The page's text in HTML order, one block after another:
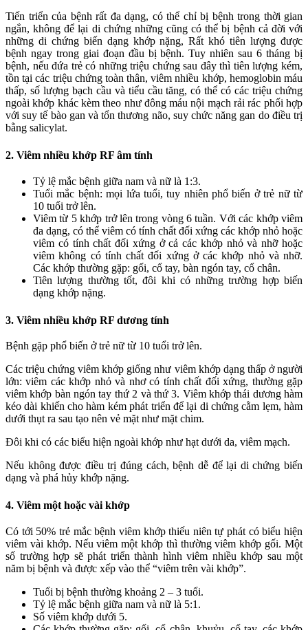
Tiến triển của bệnh rất đa dạng, có thể chỉ bị bệnh trong thời gian
ngắn, không để lại di chứng những cũng có thể bị bệnh cả đời với
những di chứng biến dạng khớp nặng, Rất khó tiên lượng được
bệnh ngay trong giai đoạn đầu bị bệnh. Tuy nhiên sau 6 tháng bị
bệnh, nếu đứa trẻ có những triệu chứng sau đây thì tiên lượng kém,
tồn tại các triệu chứng toàn thân, viêm nhiều khớp, hemoglobin máu
thấp, số lượng bạch cầu và tiểu cầu tăng, có thể có các triệu chứng
ngoài khớp khác kèm theo như đông máu nội mạch rải rác phối hợp
với suy tế bào gan và tổn thương não, suy chức năng gan do điều trị
bằng salicylat.
2. Viêm nhiều khớp RF âm tính
Tỷ lệ mắc bệnh giữa nam và nữ là 1:3.
Tuổi mắc bệnh: mọi lứa tuổi, tuy nhiên phổ biến ở trẻ nữ từ
10 tuổi trở lên.
Viêm từ 5 khớp trở lên trong vòng 6 tuần. Với các khớp viêm
đa dạng, có thể viêm có tính chất đối xứng các khớp nhỏ hoặc
viêm có tính chất đối xứng ở cả các khớp nhỏ và nhỡ hoặc
viêm không có tính chất đối xứng ở các khớp nhỏ và nhỡ.
Các khớp thường gặp: gối, cổ tay, bàn ngón tay, cổ chân.
Tiên lượng thường tốt, đôi khi có những trường hợp biến
dạng khớp nặng.
3. Viêm nhiều khớp RF dương tính
Bệnh gặp phổ biến ở trẻ nữ từ 10 tuổi trở lên.
Các triệu chứng viêm khớp giống như viêm khớp dạng thấp ở người
lớn: viêm các khớp nhỏ và nhơ có tính chất đối xứng, thường gặp
viêm khớp bàn ngón tay thứ 2 và thứ 3. Viêm khớp thái dương hàm
kéo dài khiến cho hàm kém phát triển để lại di chứng cằm lẹm, hàm
dưới thụt ra sau tạo nên vẻ mặt như mặt chim.
Đôi khi có các biểu hiện ngoài khớp như hạt dưới da, viêm mạch.
Nếu không được điều trị đúng cách, bệnh dễ để lại di chứng biến
dạng và phá hủy khớp nặng.
4. Viêm một hoặc vài khớp
Có tới 50% trẻ mắc bệnh viêm khớp thiếu niên tự phát có biểu hiện
viêm vài khớp. Nếu viêm một khớp thì thường viêm khớp gối. Một
số trường hợp sẽ phát triển thành hình viêm nhiều khớp sau một
năm bị bệnh và được xếp vào thể “viêm trên vài khớp”.
Tuổi bị bệnh thường khoảng 2 – 3 tuổi.
Tỷ lệ mắc bệnh giữa nam và nữ là 5:1.
Số viêm khớp dưới 5.